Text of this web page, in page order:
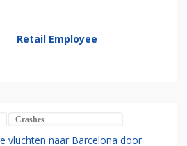
Retail Employee
Crashes
vluchten naar Barcelona door